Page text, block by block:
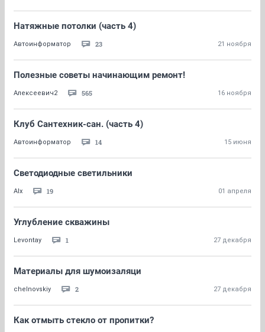
Натяжные потолки (часть 4)
Автоинформатор 23 21 ноября
Полезные советы начинающим ремонт!
Алексеевич2 565 16 ноября
Клуб Сантехник-сан. (часть 4)
Автоинформатор 14 15 июня
Светодиодные светильники
Alx 19 01 апреля
Углубление скважины
Levontay 1 27 декабря
Материалы для шумоизаляци
chelnovskiy 2 27 декабря
Как отмыть стекло от пропитки?